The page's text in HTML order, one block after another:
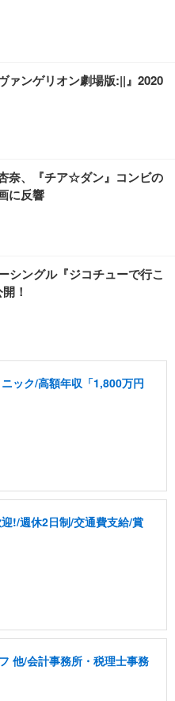
ァンゲリオン劇場版:||』2020
奈、『チア☆ダン』コンビの
に反響
シングル『ジコチューで行こ
！
ック/高額年収「1,800万円
!/週休2日制/交通費支給/賞
他/会計事務所・税理士事務